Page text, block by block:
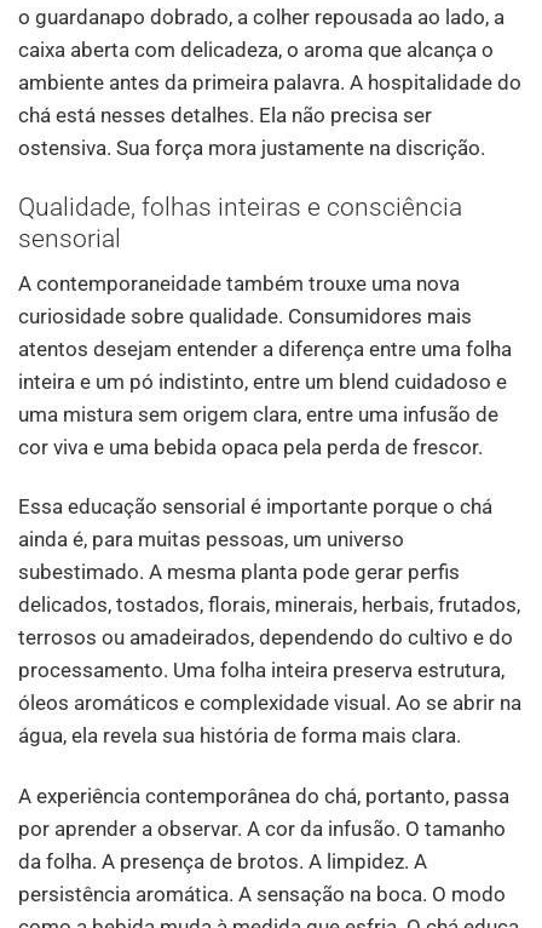
o guardanapo dobrado, a colher repousada ao lado, a
caixa aberta com delicadeza, o aroma que alcança o
ambiente antes da primeira palavra. A hospitalidade do
chá está nesses detalhes. Ela não precisa ser
ostensiva. Sua força mora justamente na discrição.
Qualidade, folhas inteiras e consciência
sensorial
A contemporaneidade também trouxe uma nova
curiosidade sobre qualidade. Consumidores mais
atentos desejam entender a diferença entre uma folha
inteira e um pó indistinto, entre um blend cuidadoso e
uma mistura sem origem clara, entre uma infusão de
cor viva e uma bebida opaca pela perda de frescor.
Essa educação sensorial é importante porque o chá
ainda é, para muitas pessoas, um universo
subestimado. A mesma planta pode gerar perfis
delicados, tostados, florais, minerais, herbais, frutados,
terrosos ou amadeirados, dependendo do cultivo e do
processamento. Uma folha inteira preserva estrutura,
óleos aromáticos e complexidade visual. Ao se abrir na
água, ela revela sua história de forma mais clara.
A experiência contemporânea do chá, portanto, passa
por aprender a observar. A cor da infusão. O tamanho
da folha. A presença de brotos. A limpidez. A
persistência aromática. A sensação na boca. O modo